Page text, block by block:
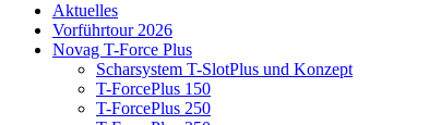
Aktuelles
Vorführtour 2026
Novag T-Force Plus
Scharsystem T-SlotPlus und Konzept
T-ForcePlus 150
T-ForcePlus 250